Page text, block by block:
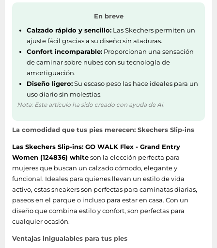
En breve
Calzado rápido y sencillo: Las Skechers permiten un
ajuste fácil gracias a su diseño sin ataduras.
Confort incomparable: Proporcionan una sensación
de caminar sobre nubes con su tecnología de
amortiguación.
Diseño ligero:Su escaso peso las hace ideales para un
uso diario sin molestias.
Nota: Este artículo ha sido creado con ayuda de AI.
La comodidad que tus pies merecen: Skechers Slip-ins
Las Skechers Slip-ins: GO WALK Flex - Grand Entry
Women (124836) whiteson la elección perfecta para
mujeres que buscan un calzado cómodo, elegante y
funcional. Ideales para quienes llevan un estilo de vida
activo, estas sneakers son perfectas para caminatas diarias,
paseos en el parque o incluso para estar en casa. Con un
diseño que combina estilo y confort, son perfectas para
cualquier ocasión.
Ventajas inigualables para tus pies